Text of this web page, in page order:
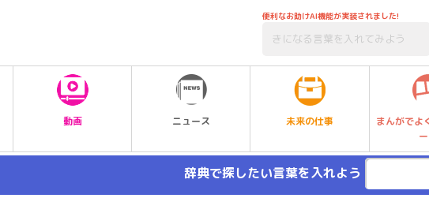
便利なお助けAI機能が実装されました!
動画 ニュース 未来の仕事
まんがでよ
辞典で探したい言葉を入れよう